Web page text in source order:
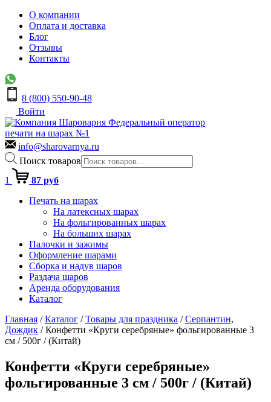
О компании
Оплата и доставка
Блог
Отзывы
Контакты
8 (800) 550-90-48
Войти
Федеральный оператор
печати на шарах №1
info@sharovarnya.ru
Поиск товаров
1
87 руб
Печать на шарах
На латексных шарах
На фольгированных шарах
На больших шарах
Палочки и зажимы
Оформление шарами
Сборка и надув шаров
Раздача шаров
Аренда оборудования
Каталог
Главная / Каталог / Товары для праздника / Серпантин,
Дождик /Конфетти «Круги серебряные» фольгированные 3
см / 500г / (Китай)
Конфетти «Круги серебряные»
фольгированные 3 см / 500г / (Китай)